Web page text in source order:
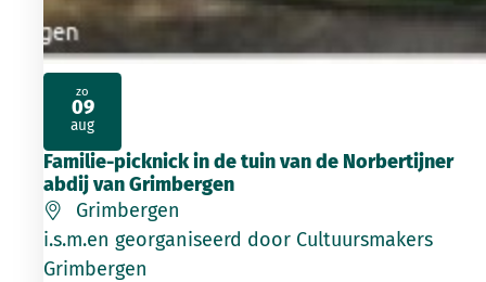
Familie-picknick in de tuin van de Norbertijner
abdij van Grimbergen
Grimbergen
i.s.m.en georganiseerd door Cultuursmakers
Grimbergen
zo
09
aug
2026